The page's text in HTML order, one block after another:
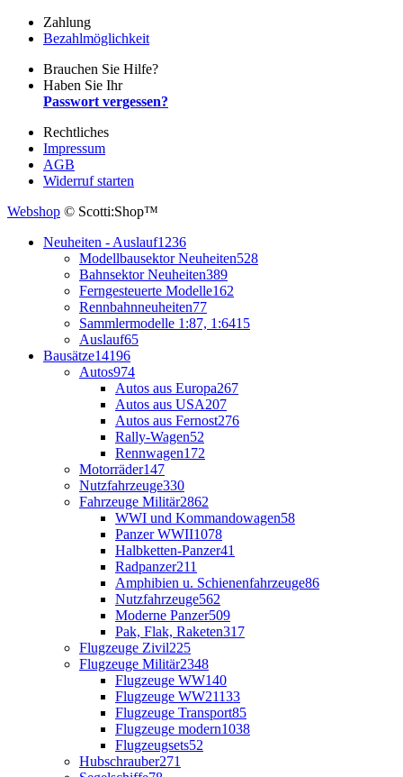
Zahlung
Bezahlmöglichkeit
Brauchen Sie Hilfe?
Haben Sie Ihr
Passwort vergessen?
Rechtliches
Impressum
AGB
Widerruf starten
Webshop © Scotti:Shop™
Neuheiten - Auslauf1236
Modellbausektor Neuheiten528
Bahnsektor Neuheiten389
Ferngesteuerte Modelle162
Rennbahnneuheiten77
Sammlermodelle 1:87, 1:6415
Auslauf65
Bausätze14196
Autos974
Autos aus Europa267
Autos aus USA207
Autos aus Fernost276
Rally-Wagen52
Rennwagen172
Motorräder147
Nutzfahrzeuge330
Fahrzeuge Militär2862
WWI und Kommandowagen58
Panzer WWII1078
Halbketten-Panzer41
Radpanzer211
Amphibien u. Schienenfahrzeuge86
Nutzfahrzeuge562
Moderne Panzer509
Pak, Flak, Raketen317
Flugzeuge Zivil225
Flugzeuge Militär2348
Flugzeuge WW140
Flugzeuge WW21133
Flugzeuge Transport85
Flugzeuge modern1038
Flugzeugsets52
Hubschrauber271